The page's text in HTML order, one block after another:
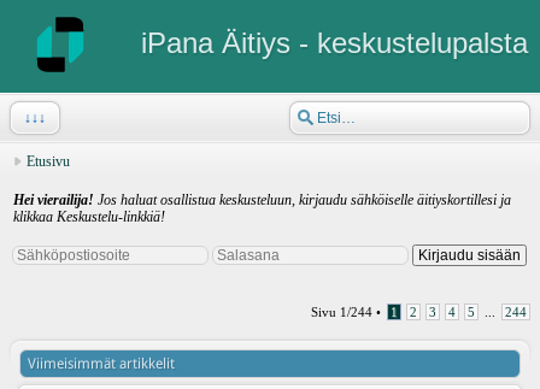
iPana Äitiys - keskustelupalsta
↓↓↓
Etusivu
Hei vierailija! Jos haluat osallistua keskusteluun, kirjaudu sähköiselle äitiyskortillesi ja
klikkaa Keskustelu-linkkiä!
Sivu 1/244 • 1 2 3 4 5 244
Viimeisimmät artikkelit